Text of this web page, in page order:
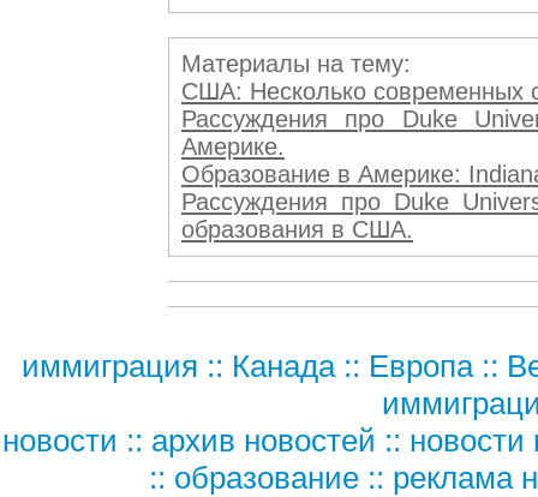
Материалы на тему:
США: Несколько современных
Рассуждения про Duke
Америке.
Образование в Америке:
Рассуждения про Duke
образования в США.
иммиграция :: Канада:: Европа::
новости :: архив новостей :: новости
:: образование :: реклама